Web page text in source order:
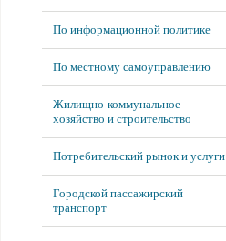
По информационной политике
По местному самоуправлению
Жилищно-коммунальное
хозяйство и строительство
Потребительский рынок и услуги
Городской пассажирский
транспорт